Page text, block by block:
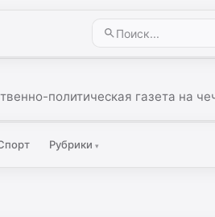
политическая газета на
Рубрики ▾